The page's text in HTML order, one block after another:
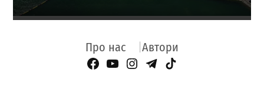
Про нас Автори
Facebook Page
YouTube
Instagram
Telegram
TikTok